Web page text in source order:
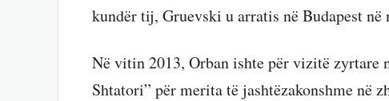
kundër tij, Gruevski u arratis në Budapest
Në vitin 2013, Orban ishte për vizitë zyrtare
Shtatori” për merita të jashtëzakonshme në